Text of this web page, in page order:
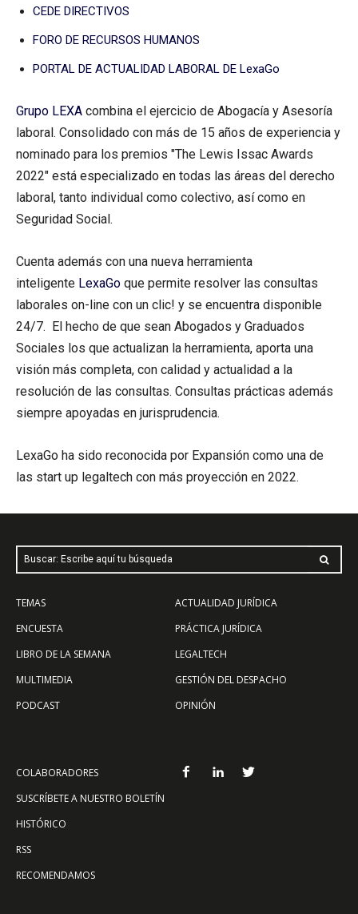
CEDE DIRECTIVOS
FORO DE RECURSOS HUMANOS
PORTAL DE ACTUALIDAD LABORAL DE LexaGo
Grupo LEXA combina el ejercicio de Abogacía y Asesoría
laboral. Consolidado con más de 15 años de experiencia y
nominado para los premios "The Lewis Issac Awards
2022" está especializado en todas las áreas del derecho
laboral, tanto individual como colectivo, así como en
Seguridad Social.
Cuenta además con una nueva herramienta
inteligente LexaGo que permite resolver las consultas
laborales on-line con un clic! y se encuentra disponible
24/7. El hecho de que sean Abogados y Graduados
Sociales los que actualizan la herramienta, aporta una
visión más completa, con calidad y actualidad a la
resolución de las consultas. Consultas prácticas además
siempre apoyadas en jurisprudencia.
LexaGo ha sido reconocida por Expansión como una de
las start up legaltech con más proyección en 2022.
Buscar: Escribe aquí tu búsqueda
TEMAS
ENCUESTA
LIBRO DE LA SEMANA
MULTIMEDIA
PODCAST
ACTUALIDAD JURÍDICA
PRÁCTICA JURÍDICA
LEGALTECH
GESTIÓN DEL DESPACHO
OPINIÓN
COLABORADORES
SUSCRÍBETE A NUESTRO BOLETÍN
HISTÓRICO
RSS
RECOMENDAMOS